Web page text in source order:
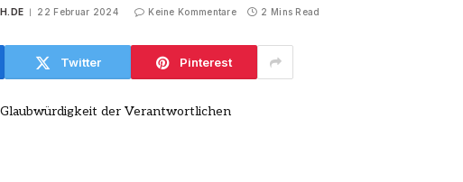
22 Februar 2024 Keine Kommentare 2 Mins Read
Twitter Pinterest